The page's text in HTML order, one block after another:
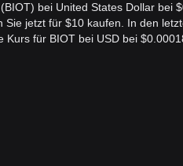
bei United States Dollar bei
jetzt für $10 kaufen. In den
für BIOT bei USD bei